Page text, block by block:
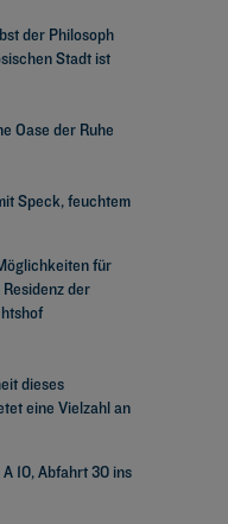
der Philosoph
Stadt ist
Oase der Ruhe
Speck, feuchtem
für
der
dieses
eine Vielzahl an
10, Abfahrt 30 ins